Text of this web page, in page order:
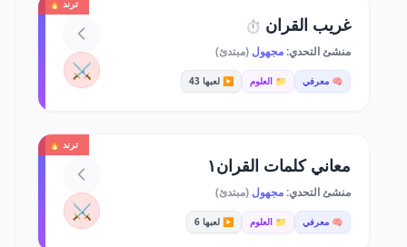
ترند 🔥
غريب القران ⏱️
منشئ التحدي:مجهول (مبتدئ)
🧠 معرفي 📁 العلوم ▶️ لعبها 43 ⚔️
ترند 🔥
معاني كلمات القران١
منشئ التحدي:مجهول (مبتدئ)
🧠 معرفي 📁 العلوم ▶️ لعبها 6 ⚔️